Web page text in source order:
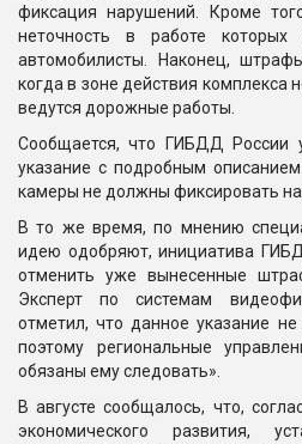
фиксация нарушений. Кроме
неточность в работе
автомобилисты. Наконец,
когда в зоне действия комплекса
ведутся дорожные работы.
Сообщается, что ГИБДД России
указание с подробным
камеры не должны фиксировать
В то же время, по мнению
идею одобряют, инициатива
отменить уже вынесенные
Эксперт по системам
отметил, что данное указание
поэтому региональные
обязаны ему следовать».
В августе сообщалось, что,
экономического развития,